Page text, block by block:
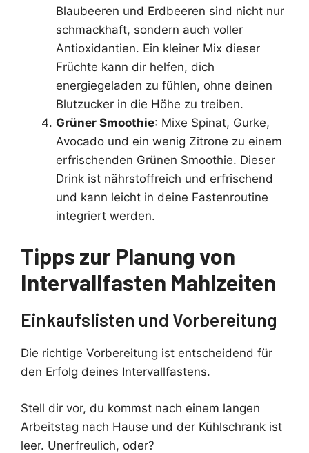
Blaubeeren und Erdbeeren sind nicht nur
schmackhaft, sondern auch voller
Antioxidantien. Ein kleiner Mix dieser
Früchte kann dir helfen, dich
energiegeladen zu fühlen, ohne deinen
Blutzucker in die Höhe zu treiben.
Grüner Smoothie: Mixe Spinat, Gurke,
Avocado und ein wenig Zitrone zu einem
erfrischenden Grünen Smoothie. Dieser
Drink ist nährstoffreich und erfrischend
und kann leicht in deine Fastenroutine
integriert werden.
Tipps zur Planung von
Intervallfasten Mahlzeiten
Einkaufslisten und Vorbereitung
Die richtige Vorbereitung ist entscheidend für
den Erfolg deines Intervallfastens.
Stell dir vor, du kommst nach einem langen
Arbeitstag nach Hause und der Kühlschrank ist
leer. Unerfreulich, oder?